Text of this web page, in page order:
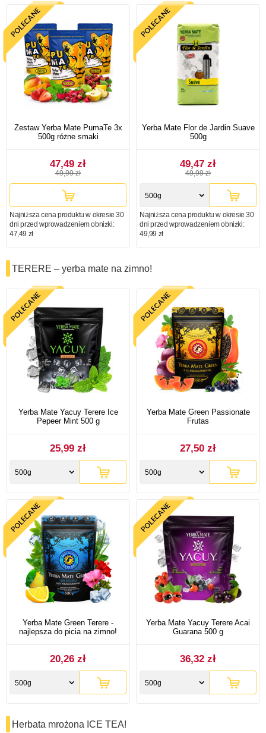
Zestaw Yerba Mate PumaTe 3x
500g różne smaki
47,49 zł
49,99 zł
Najniższa cena produktu w okresie 30
dni przed wprowadzeniem obniżki:
47,49 zł
Yerba Mate Flor de Jardin Suave
500g
49,47 zł
49,99 zł
500g
Najniższa cena produktu w okresie 30
dni przed wprowadzeniem obniżki:
49,99 zł
TERERE – yerba mate na zimno!
Yerba Mate Yacuy Terere Ice
Pepeer Mint 500 g
25,99 zł
500g
Yerba Mate Green Passionate
Frutas
27,50 zł
500g
Yerba Mate Green Terere -
najlepsza do picia na zimno!
20,26 zł
500g
Yerba Mate Yacuy Terere Acai
Guarana 500 g
36,32 zł
500g
Herbata mrożona ICE TEA!